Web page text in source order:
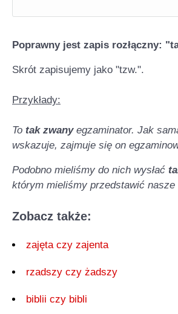
Poprawny jest zapis rozłączny:
Skrót zapisujemy jako "tzw.".
Przykłady:
To tak zwanyegzaminator. Jak
wskazuje, zajmuje się on
Podobno mieliśmy do nich wysłać
którym mieliśmy przedstawić nasze
Zobacz także:
zajęta czy zajenta
rzadszy czy żadszy
biblii czy bibli